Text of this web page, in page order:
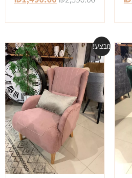
מבצע!